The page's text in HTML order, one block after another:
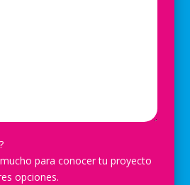
para conocer tu proyecto
opciones.